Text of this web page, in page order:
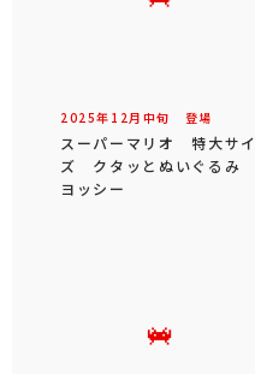
2025年 12 月 中旬 登場
スーパーマリオ 特大サイ
ズ クタッとぬいぐるみ
ヨッシー